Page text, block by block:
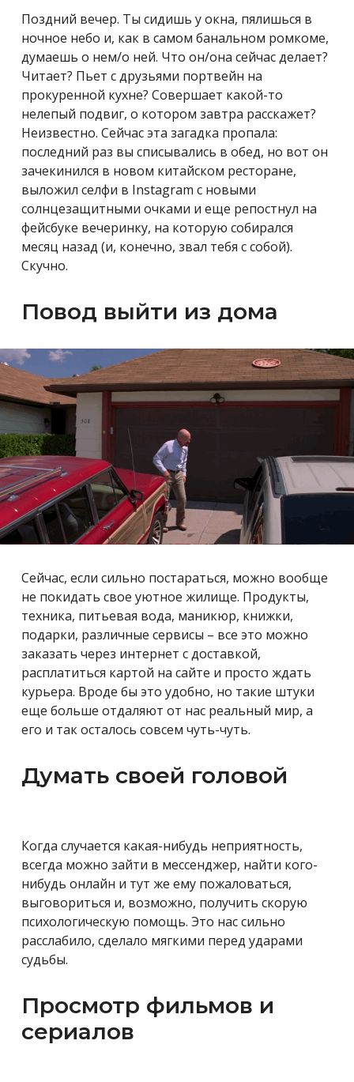
Поздний вечер. Ты сидишь у окна, пялишься в
ночное небо и, как в самом банальном ромкоме,
думаешь о нем/о ней. Что он/она сейчас делает?
Читает? Пьет с друзьями портвейн на
прокуренной кухне? Совершает какой-то
нелепый подвиг, о котором завтра расскажет?
Неизвестно. Сейчас эта загадка пропала:
последний раз вы списывались в обед, но вот он
зачекинился в новом китайском ресторане,
выложил селфи в Instagram с новыми
солнцезащитными очками и еще репостнул на
фейсбуке вечеринку, на которую собирался
месяц назад (и, конечно, звал тебя с собой).
Скучно.
Повод выйти из дома
Сейчас, если сильно постараться, можно вообще
не покидать свое уютное жилище. Продукты,
техника, питьевая вода, маникюр, книжки,
подарки, различные сервисы – все это можно
заказать через интернет с доставкой,
расплатиться картой на сайте и просто ждать
курьера. Вроде бы это удобно, но такие штуки
еще больше отдаляют от нас реальный мир, а
его и так осталось совсем чуть-чуть.
Думать своей головой
Когда случается какая-нибудь неприятность,
всегда можно зайти в мессенджер, найти кого-
нибудь онлайн и тут же ему пожаловаться,
выговориться и, возможно, получить скорую
психологическую помощь. Это нас сильно
расслабило, сделало мягкими перед ударами
судьбы.
Просмотр фильмов и
сериалов